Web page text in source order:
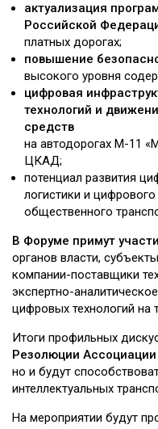
актуализация
Российской
платных дорогах;
повышение
высокого уровня
цифровая
технологий и
средств
на автодорогах М-11
ЦКАД;
потенциал развития
логистики и
общественного
В Форуме примут
органов власти,
компании-поставщики
экспертно-
цифровых технологий на
Итоги профильных
Резолюции
но и будут
интеллектуальных
На мероприятии будут